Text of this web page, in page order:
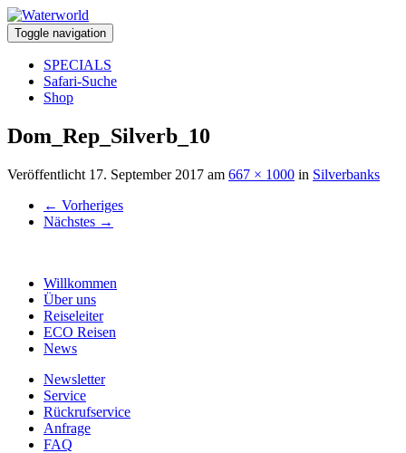
Toggle navigation
SPECIALS
Safari-Suche
Shop
Dom_Rep_Silverb_10
Veröffentlicht 17. September 2017 am 667 × 1000 in Silverbanks
← Vorheriges
Nächstes →
Willkommen
Über uns
Reiseleiter
ECO Reisen
News
Newsletter
Service
Rückrufservice
Anfrage
FAQ